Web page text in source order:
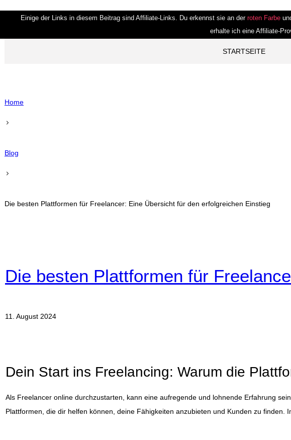
Einige der Links in diesem Beitrag sind Affiliate-Links. Du erkennst sie an der roten Farbe
erhalte ich eine Affiliate-
STARTSEITE
Home
Blog
Die besten Plattformen für Freelancer: Eine Übersicht für den erfolgreichen Einstieg
Die besten Plattformen für
11. August 2024
Dein Start ins Freelancing: Warum die
Als Freelancer online durchzustarten, kann eine aufregende und lohnende Erfahrung
Plattformen, die dir helfen können, deine Fähigkeiten anzubieten und Kunden zu